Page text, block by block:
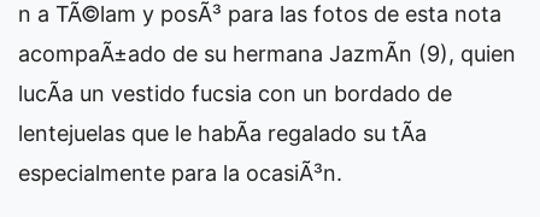
n a TÃ©lam y posÃ³ para las fotos de esta nota
acompaÃ±ado de su hermana JazmÃ­n (9), quien
lucÃ­a un vestido fucsia con un bordado de
lentejuelas que le habÃ­a regalado su tÃ­a
especialmente para la ocasiÃ³n.